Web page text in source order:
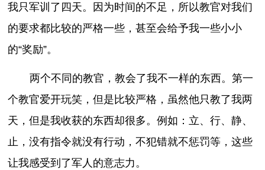
我只军训了四天。因为时间的不足，所以教官对我们
的要求都比较的严格一些，甚至会给予我一些小小
的“奖励”。
两个不同的教官，教会了我不一样的东西。第一
个教官爱开玩笑，但是比较严格，虽然他只教了我两
天，但是我收获的东西却很多。例如：立、行、静、
止，没有指令就没有行动，不犯错就不惩罚等，这些
让我感受到了军人的意志力。